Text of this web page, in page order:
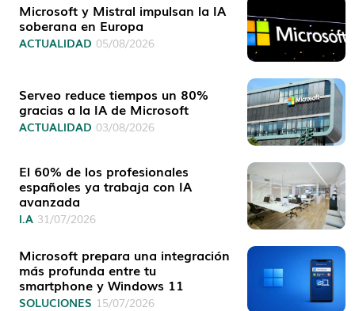
Microsoft y Mistral impulsan la IA
soberana en Europa
ACTUALIDAD 05/08/2026
Serveo reduce tiempos un 80%
gracias a la IA de Microsoft
ACTUALIDAD 03/08/2026
El 60% de los profesionales
españoles ya trabaja con IA
avanzada
I.A 31/07/2026
Microsoft prepara una integración
más profunda entre tu
smartphone y Windows 11
SOLUCIONES 15/07/2026